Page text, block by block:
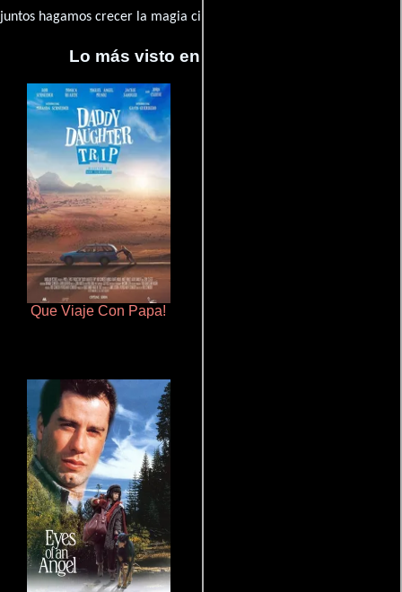
juntos hagamos crecer la magia cinematográfica!
Lo más visto en Cineyseries.net
Que Viaje Con Papa!